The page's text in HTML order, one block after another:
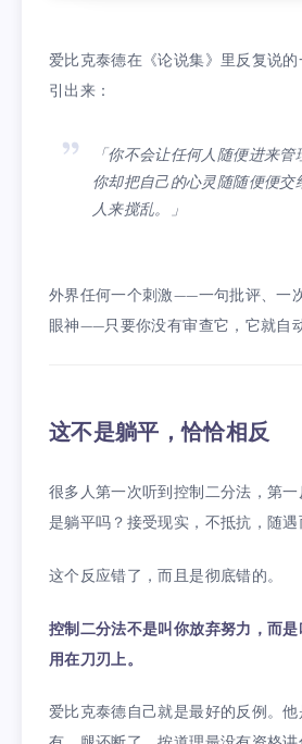
爱比克泰德在《论说集》里反复说
引出来：
「你不会让任何人随便进来
你却把自己的心灵随随便便交
人来搅乱。」
外界任何一个刺激——一句批评、一
眼神——只要你没有审查它，它就自
这不是躺平，恰恰相反
很多人第一次听到控制二分法，第
是躺平吗？接受现实，不抵抗，随遇
这个反应错了，而且是彻底错的。
控制二分法不是叫你放弃努力，而
用在刀刃上。
爱比克泰德自己就是最好的反例。